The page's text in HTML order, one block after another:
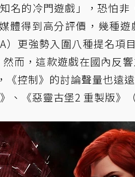
名的冷門遊戲」，恐怕非
體得到高分評價，幾種
）更強勢入圍八種提名項
而，這款遊戲在國內反
控制》的討論聲量也遠
、《惡靈古堡2 重製版》